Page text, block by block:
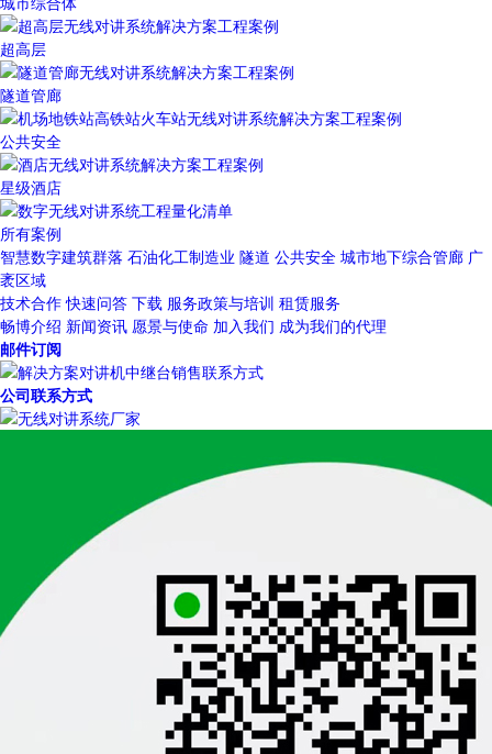
超高层
隧道管廊
公共安全
星级酒店
所有案例
智慧数字建筑群落 石油化工制造业 隧道 公共安全 城市地下综合管廊 广
袤区域
技术合作 快速问答 下载 服务政策与培训 租赁服务
畅博介绍 新闻资讯 愿景与使命 加入我们 成为我们的代理
邮件订阅
公司联系方式